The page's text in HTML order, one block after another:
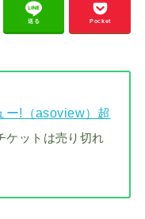
送る Pocket
ー!（asoview）超
ケットは売り切れ